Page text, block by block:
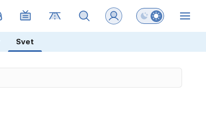
Preklopi barvni
Svet